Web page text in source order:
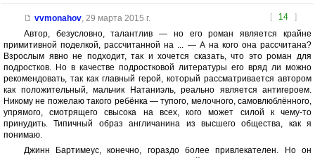
[ 14 ]
vvmonahov, 29 марта 2015 г.
Автор, безусловно, талантлив — но его роман является крайне
примитивной поделкой, рассчитанной на ... — А на кого она рассчитана?
Взрослым явно не подходит, так и хочется сказать, что это роман для
подростков. Но в качестве подростковой литературы его вряд ли можно
рекомендовать, так как главный герой, который рассматривается автором
как положительный, мальчик Натаниэль, реально является антигероем.
Никому не пожелаю такого ребёнка — тупого, мелочного, самовлюблённого,
упрямого, смотрящего свысока на всех, кого может силой к чему-то
принудить. Типичный образ англичанина из высшего общества, как я
понимаю.
Джинн Бартимеус, конечно, гораздо более привлекателен. Но он